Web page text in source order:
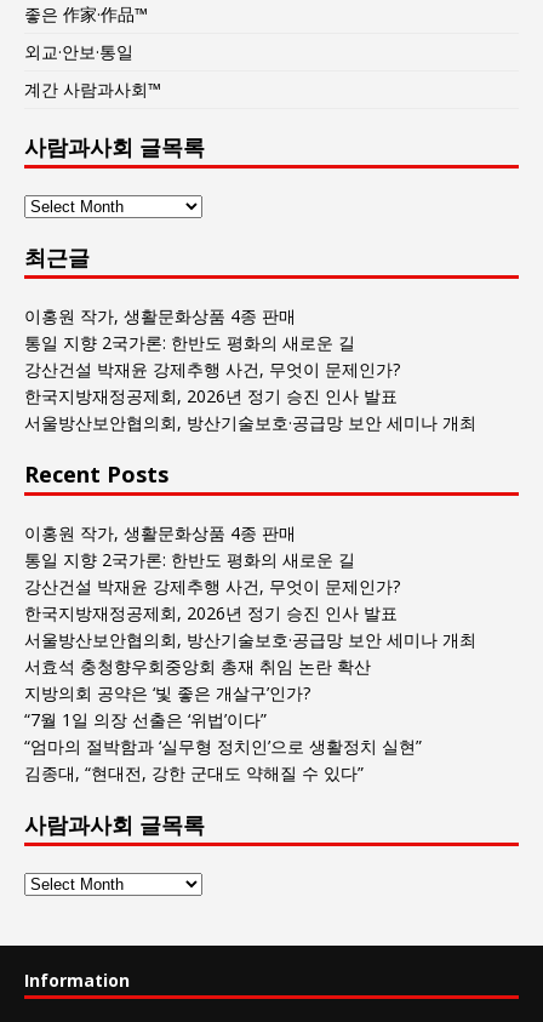
좋은 作家·作品™
외교·안보·통일
계간 사람과사회™
사람과사회 글목록
사
과
사
회
글
목
록
최근글
이홍원 작가, 생활문화상품 4종 판매
통일 지향 2국가론: 한반도 평화의 새로운 길
강산건설 박재윤 강제추행 사건, 무엇이 문제인가?
한국지방재정공제회, 2026년 정기 승진 인사 발표
서울방산보안협의회, 방산기술보호·공급망 보안 세미나 개최
Recent Posts
이홍원 작가, 생활문화상품 4종 판매
통일 지향 2국가론: 한반도 평화의 새로운 길
강산건설 박재윤 강제추행 사건, 무엇이 문제인가?
한국지방재정공제회, 2026년 정기 승진 인사 발표
서울방산보안협의회, 방산기술보호·공급망 보안 세미나 개최
서효석 충청향우회중앙회 총재 취임 논란 확산
지방의회 공약은 ‘빛 좋은 개살구’인가?
“7월 1일 의장 선출은 ‘위법’이다”
“엄마의 절박함과 ‘실무형 정치인’으로 생활정치 실현”
김종대, “현대전, 강한 군대도 약해질 수 있다”
사람과사회 글목록
사
회
Information